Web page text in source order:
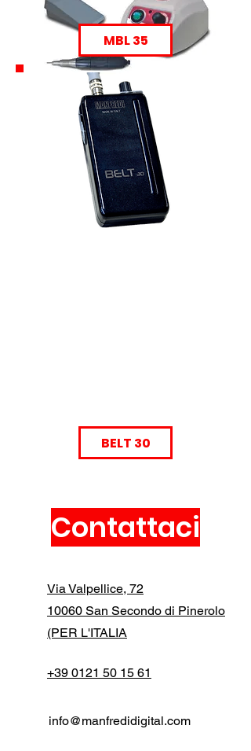
MBL 35
BELT 30
Contattaci
Via Valpellice, 72
10060 San Secondo di Pinerolo
(PER L'ITALIA
+39 0121 50 15 61
info@manfredidigital.com